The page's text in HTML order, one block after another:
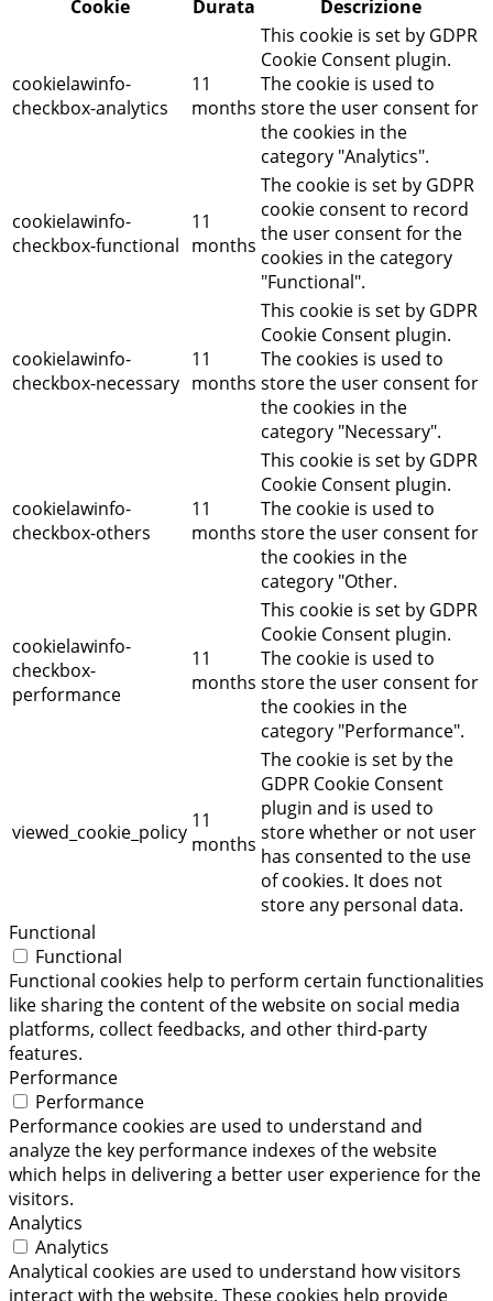
Cookie
Durata Descrizione
cookielawinfo-
checkbox-analytics
11
months
This cookie is set by GDPR
Cookie Consent plugin.
The cookie is used to
store the user consent for
the cookies in the
category "Analytics".
cookielawinfo-
checkbox-functional
11
months
The cookie is set by GDPR
cookie consent to record
the user consent for the
cookies in the category
"Functional".
cookielawinfo-
checkbox-necessary
11
months
This cookie is set by GDPR
Cookie Consent plugin.
The cookies is used to
store the user consent for
the cookies in the
category "Necessary".
cookielawinfo-
checkbox-others
11
months
This cookie is set by GDPR
Cookie Consent plugin.
The cookie is used to
store the user consent for
the cookies in the
category "Other.
cookielawinfo-
checkbox-
performance
11
months
This cookie is set by GDPR
Cookie Consent plugin.
The cookie is used to
store the user consent for
the cookies in the
category "Performance".
viewed_cookie_policy 11
months
The cookie is set by the
GDPR Cookie Consent
plugin and is used to
store whether or not user
has consented to the use
of cookies. It does not
store any personal data.
Functional
Functional
Functional cookies help to perform certain functionalities
like sharing the content of the website on social media
platforms, collect feedbacks, and other third-party
features.
Performance
Performance
Performance cookies are used to understand and
analyze the key performance indexes of the website
which helps in delivering a better user experience for the
visitors.
Analytics
Analytics
Analytical cookies are used to understand how visitors
interact with the website. These cookies help provide